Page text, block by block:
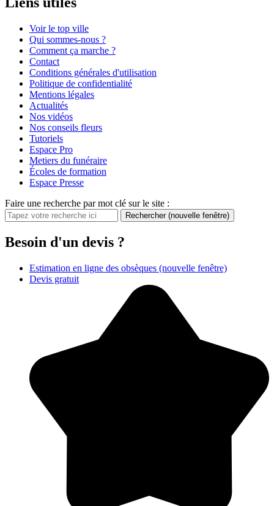
Voir le top ville
Qui sommes-nous ?
Comment ça marche ?
Contact
Conditions générales d'utilisation
Politique de confidentialité
Mentions légales
Actualités
Nos vidéos
Nos conseils fleurs
Tutoriels
Espace Pro
Metiers du funéraire
Écoles de formation
Espace Presse
Faire une recherche par mot clé sur le site :
Rechercher (nouvelle fenêtre)
Besoin d'un devis ?
Estimation en ligne des obsèques (nouvelle fenêtre)
Devis gratuit